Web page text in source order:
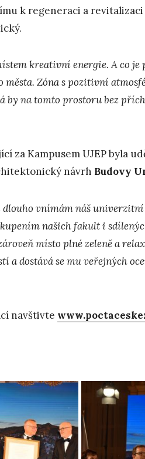
k regeneraci a
kreativní energie. A co je
města. Zóna s pozitivní
by na tomto prostoru bez
za Kampusem UJEP byla
návrh Budovy
dlouho vnímám náš
našich fakult i
místo plné zeleně a
a dostává se mu veřejných
navštivte